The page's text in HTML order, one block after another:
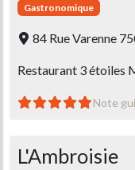
Gastronomique
84 Rue Varenne
Restaurant 3 étoiles
Note
L'Ambroisie